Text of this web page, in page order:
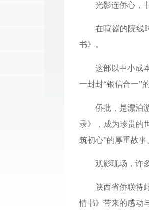
光影连侨心，
在喧嚣的院线
书》。
这部以中小成
一封封“银信合一”
侨批，是漂泊
录》，成为珍贵的
筑初心”的厚重故事
观影现场，许
陕西省侨联特
情书》带来的感动